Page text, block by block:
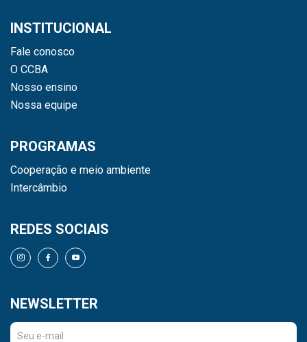
INSTITUCIONAL
Fale conosco
O CCBA
Nosso ensino
Nossa equipe
PROGRAMAS
Cooperação e meio ambiente
Intercâmbio
REDES SOCIAIS
NEWSLETTER